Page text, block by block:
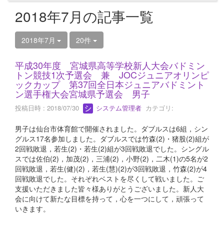
2018年7月の記事一覧
2018年7月 20件
平成30年度 宮城県高等学校新人大会バドミン
トン競技1次予選会 兼 JOCジュニアオリンピ
ックカップ 第37回全日本ジュニアバドミント
ン選手権大会宮城県予選会 男子
投稿日時 : 2018/07/30 システム管理者 カテゴリ:
男子は仙台市体育館で開催されました。ダブルスは6組，シン
グルス17名参加しました。ダブルスでは竹森(2)・猪股(2)組が
2回戦敗退，若生(2)・若生(2)組が3回戦敗退でした。シングル
スでは佐伯(2)，加茂(2)，三浦(2)，小野(2)，二木(1)の5名が2
回戦敗退，若生(健)(2)，若生(慧)(2)が3回戦敗退，竹森(2)が4
回戦敗退でした。それぞれベストを尽くして戦いました。ご
支援いただきました皆々様ありがとうございました。新人大
会に向けて新たな目標を持って，心を一つにして，頑張って
いきます。